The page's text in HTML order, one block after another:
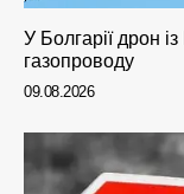
У Болгарії дрон
газопроводу
09.08.2026